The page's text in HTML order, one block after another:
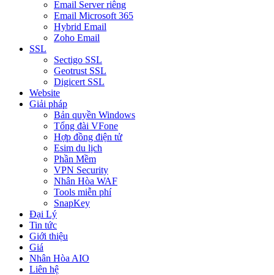
Email Server riêng
Email Microsoft 365
Hybrid Email
Zoho Email
SSL
Sectigo SSL
Geotrust SSL
Digicert SSL
Website
Giải pháp
Bản quyền Windows
Tổng đài VFone
Hợp đồng điện tử
Esim du lịch
Phần Mềm
VPN Security
Nhân Hòa WAF
Tools miễn phí
SnapKey
Đại Lý
Tin tức
Giới thiệu
Giá
Nhân Hòa AIO
Liên hệ